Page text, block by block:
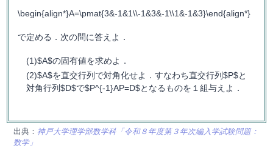
\begin{align*}A=\pmat{3&-1&1\\-1&3&-1\\1&-1&3}\end{align*}
で定める．次の問に答えよ．
$A$の固有値を求めよ．
$A$を直交行列で対角化せよ．すなわち直交行列$P$と
対角行列$D$で$P^{-1}AP=D$となるものを１組与えよ．
出典： 神戸大学理学部数学科「令和８年度第３年次編入学試験問題：
数学」